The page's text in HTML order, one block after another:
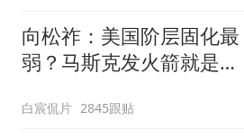
向松祚：美国阶层固化最
弱？马斯克发火箭就是答
白宸侃片 2845跟贴